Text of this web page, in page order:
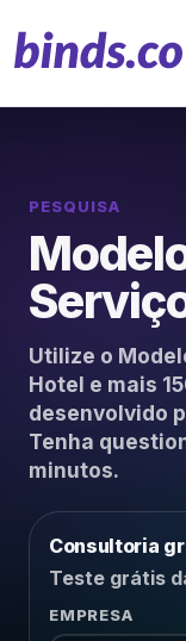
Soluções
Financeiro
Varejo
Saúde
Recursos
PESQUISA
Utilize o
Hotel e mais
desenvolvido
Tenha
minutos.
Consultoria
Teste grátis
EMPRESA